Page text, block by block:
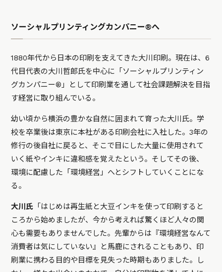
ソーシャルプリンティングカンパニー®︎へ
1880年代から日本の印刷を支えてきた大川印刷。現在は、6
代目代表の大川哲郎氏を中心に「ソーシャルプリンティン
グカンパニー®︎」として印刷業を通して社会課題解決を目指
す経営に取り組んでいる。
幼い頃から横浜の豊かな自然に囲まれて育った大川氏。学
校を卒業後は東京に本社がある印刷会社に入社した。3年の
修行の後自社に戻ると、そこで目にした大量に使用されて
いく紙やインキに違和感を覚えたという。そしてその後、
環境に配慮した「環境経営」へとシフトしていくことにな
る。
大川氏 「はじめは再生紙と大豆インキを使って印刷すると
ころから始めましたが、今から考えれば驚くほど人々の関
心も需要もありませんでした。先輩からは『環境経営なんて
消費者は気にしていない』と馬鹿にされることもあり、印
刷業に携わる目的や目標を見失った時期もありました。し